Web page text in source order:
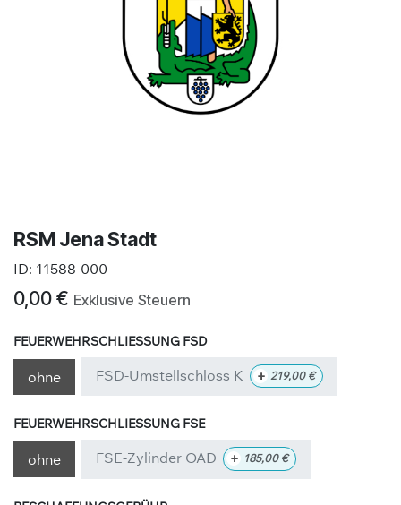
RSM Jena Stadt
ID: 11588-000
0,00€ Exklusive Steuern
FEUERWEHRSCHLIESSUNG FSD
ohne FSD-Umstellschloss K + 219,00€
FEUERWEHRSCHLIESSUNG FSE
ohne FSE-Zylinder OAD + 185,00€